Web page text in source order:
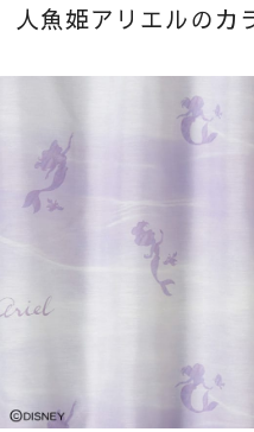
人魚姫アリエルのカ